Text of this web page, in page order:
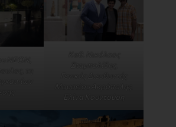
Μουσείου Ακρόπολης.
Ελίνα Κουντούρη